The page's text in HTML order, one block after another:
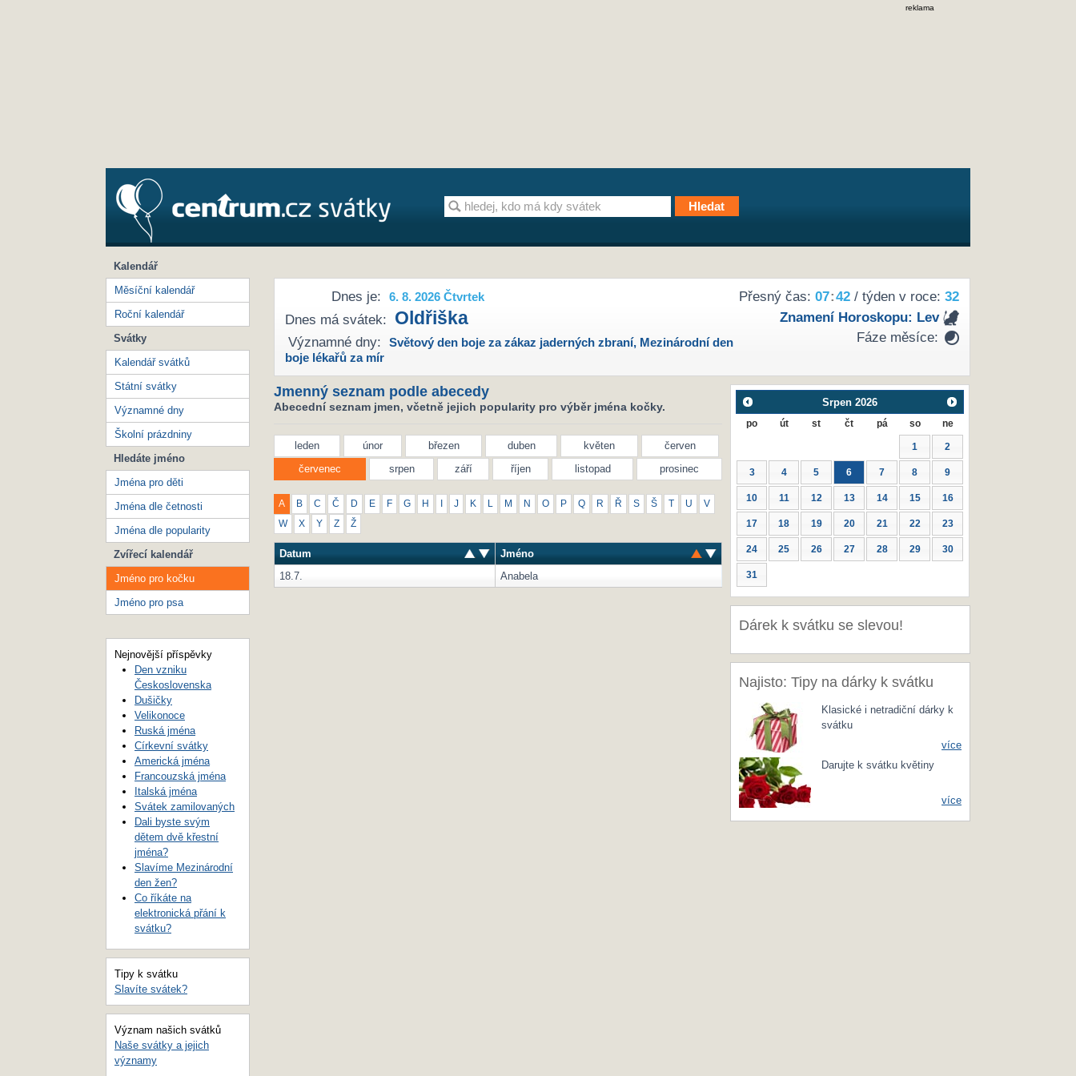
reklama
Přesný čas: 07:42/ týden v roce: 32
Znamení Horoskopu: Lev
Fáze měsíce:
Dnes je: 6. 8. 2026 Čtvrtek
Dnes má svátek: Oldřiška
Významné dny: Světový den boje za zákaz jaderných zbraní, Mezinárodní den
boje lékařů za mír
Jmenný seznam podle abecedy
Abecední seznam jmen, včetně jejich popularity pro výběr jména kočky.
leden únor březen duben květen
červen
červenec
srpen září říjen listopad prosinec
A B C Č D E F G H J K M N O P Q R Ř S Š T U V
W X Y Z Ž
Datum
Jméno
18.7.
Anabela
Srpen 2026
po út st čt pá so ne
1 2
3 4 5 6 7 8 9
10 11 12 13 14 15 16
17 18 19 20 21 22 23
24 25 26 27 28 29 30
31
Dárek k svátku se slevou!
Najisto: Tipy na dárky k svátku
Klasické i netradiční dárky k
svátku
více
Darujte k svátku květiny
více
Kalendář
Měsíční kalendář
Roční kalendář
Svátky
Kalendář svátků
Státní svátky
Významné dny
Školní prázdniny
Hledáte jméno
Jména pro děti
Jména dle četnosti
Jména dle popularity
Zvířecí kalendář
Jméno pro kočku
Jméno pro psa
Nejnovější příspěvky
Den vzniku
Československa
Dušičky
Velikonoce
Ruská jména
Církevní svátky
Americká jména
Francouzská jména
Italská jména
Svátek zamilovaných
Dali byste svým
dětem dvě křestní
jména?
Slavíme Mezinárodní
den žen?
Co říkáte na
elektronická přání k
svátku?
Tipy k svátku
Slavíte svátek?
Význam našich svátků
Naše svátky a jejich
významy